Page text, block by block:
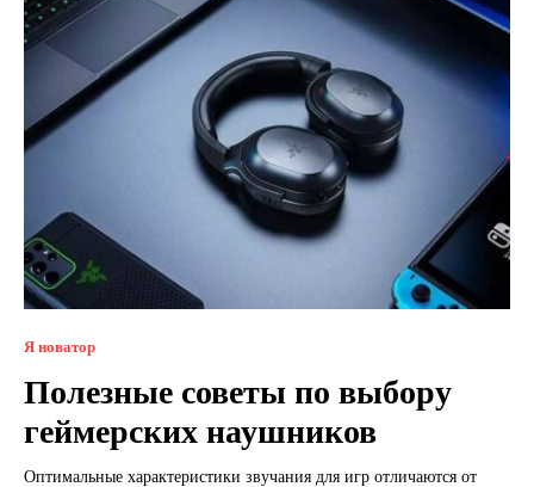
Я новатор
Полезные советы по выбору
геймерских наушников
Оптимальные характеристики звучания для игр отличаются от